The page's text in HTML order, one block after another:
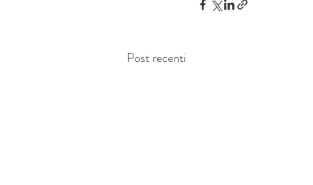
Post recenti